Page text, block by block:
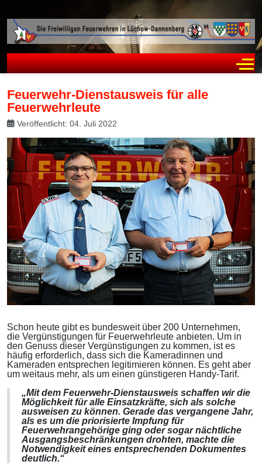
Feuerwehr-Dienstausweis für alle
Feuerwehrleute
Veröffentlicht: 04. Juli 2022
Schon heute gibt es bundesweit über 200 Unternehmen,
die Vergünstigungen für Feuerwehrleute anbieten. Um in
den Genuss dieser Vergünstigungen zu kommen, ist es
häufig erforderlich, dass sich die Kameradinnen und
Kameraden entsprechen legitimieren können. Es geht aber
um weitaus mehr, als um einen günstigeren Handy-Tarif.
„Mit dem Feuerwehr-Dienstausweis schaffen wir die
Möglichkeit für alle Einsatzkräfte, sich als solche
ausweisen zu können. Gerade das vergangene Jahr,
als es um die priorisierte Impfung für
Feuerwehrangehörige ging oder sogar nächtliche
Ausgangsbeschränkungen drohten, machte die
Notwendigkeit eines entsprechenden Dokumentes
deutlich.“